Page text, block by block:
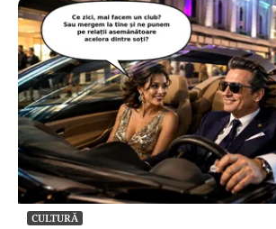
CULTURĂ